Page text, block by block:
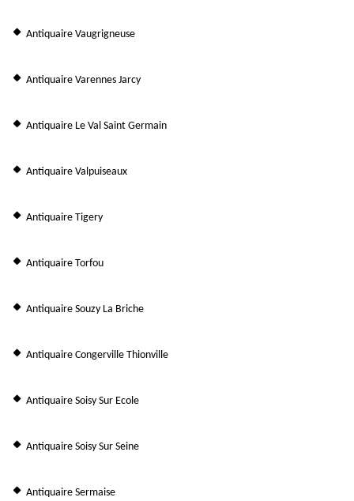
Antiquaire Vaugrigneuse
Antiquaire Varennes Jarcy
Antiquaire Le Val Saint Germain
Antiquaire Valpuiseaux
Antiquaire Tigery
Antiquaire Torfou
Antiquaire Souzy La Briche
Antiquaire Congerville Thionville
Antiquaire Soisy Sur Ecole
Antiquaire Soisy Sur Seine
Antiquaire Sermaise